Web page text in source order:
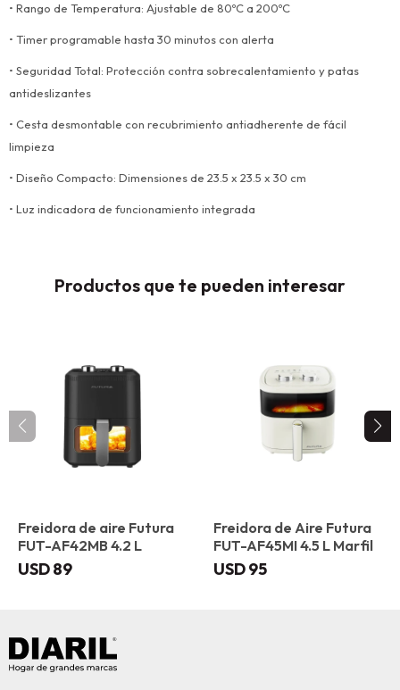
• Rango de Temperatura: Ajustable de 80ºC a 200ºC
• Timer programable hasta 30 minutos con alerta
• Seguridad Total: Protección contra sobrecalentamiento y patas
antideslizantes
• Cesta desmontable con recubrimiento antiadherente de fácil
limpieza
• Diseño Compacto: Dimensiones de 23.5 x 23.5 x 30 cm
• Luz indicadora de funcionamiento integrada
Productos que te pueden interesar
Freidora de aire Futura
FUT-AF42MB 4.2 L
USD89
Freidora de Aire Futura
FUT-AF45MI 4.5 L Marfil
USD95